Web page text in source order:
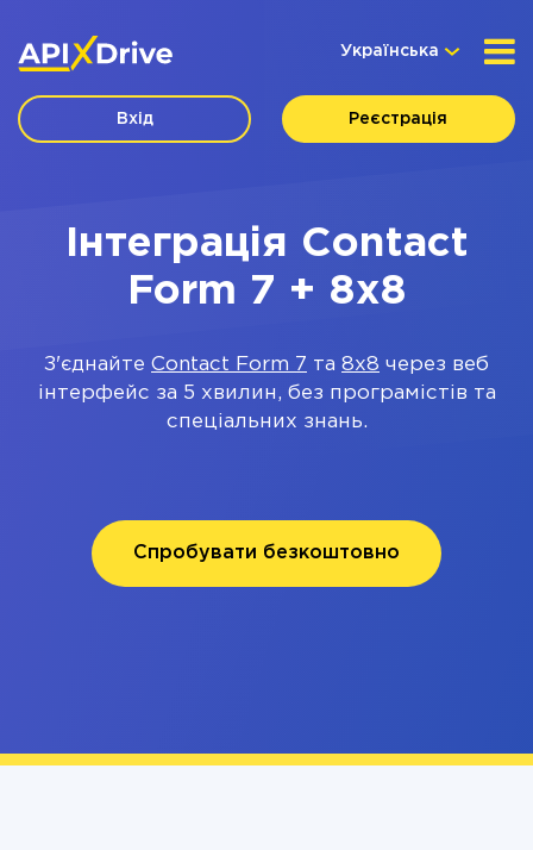
Українська
Вхід Реєстрація
Інтеграція Contact
Form 7 + 8x8
З'єднайте Contact Form 7 та 8x8 через веб
інтерфейс за 5 хвилин, без програмістів та
спеціальних знань.
Спробувати безкоштовно